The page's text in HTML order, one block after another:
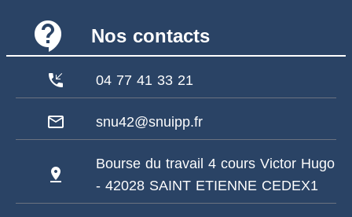
contact_support Nos contacts
phone_callback 04 77 41 33 21
mail_outline snu42@snuipp.fr
pin_drop
Bourse du travail 4 cours Victor Hugo
- 42028 SAINT ETIENNE CEDEX1